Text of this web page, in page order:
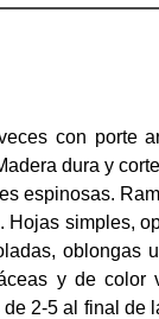
con porte
dura y
espinosas.
Hojas simples,
oblongas
y de color
2-5 al final de